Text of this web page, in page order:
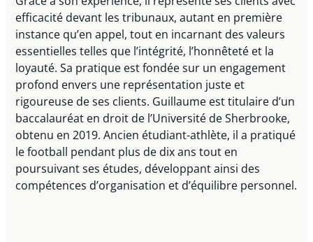
efficacité devant les tribunaux, autant en première
instance qu’en appel, tout en incarnant des valeurs
essentielles telles que l’intégrité, l’honnêteté et la
loyauté. Sa pratique est fondée sur un engagement
profond envers une représentation juste et
rigoureuse de ses clients. Guillaume est titulaire d’un
baccalauréat en droit de l’Université de Sherbrooke,
obtenu en 2019. Ancien étudiant-athlète, il a pratiqué
le football pendant plus de dix ans tout en
poursuivant ses études, développant ainsi des
compétences d’organisation et d’équilibre personnel.